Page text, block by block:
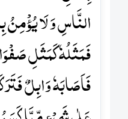
النَّاسِ وَ لَا یُؤۡمِنُ
فَمَثَلُہٗ کَمَثَلِ
فَاَصَابَہٗ وَابِلٌ